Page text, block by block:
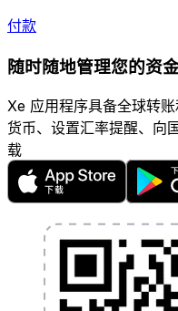
付款
随时随地管理您的资
Xe 应用程序具备全球转
货币、设置汇率提醒、向
载